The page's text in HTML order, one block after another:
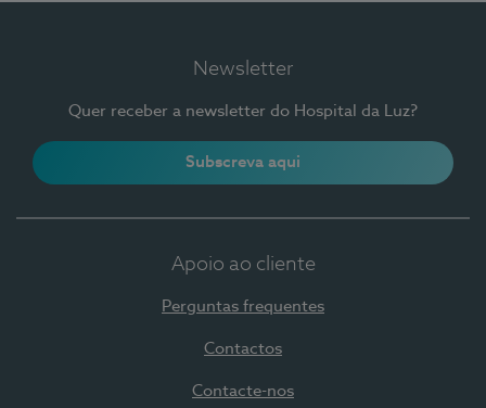
Newsletter
Quer receber a newsletter do Hospital da Luz?
Subscreva aqui
Apoio ao cliente
Perguntas frequentes
Contactos
Contacte-nos